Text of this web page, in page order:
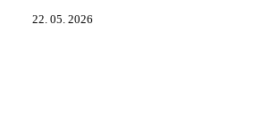
22. 05. 2026